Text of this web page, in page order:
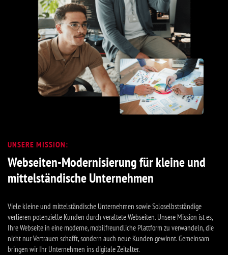
UNSERE MISSION:
Webseiten-Modernisierung für kleine und
mittelständische Unternehmen
Viele kleine und mittelständische Unternehmen sowie Soloselbstständige
verlieren potenzielle Kunden durch veraltete Webseiten. Unsere Mission ist es,
Ihre Webseite in eine moderne, mobilfreundliche Plattform zu verwandeln, die
nicht nur Vertrauen schafft, sondern auch neue Kunden gewinnt. Gemeinsam
bringen wir Ihr Unternehmen ins digitale Zeitalter.